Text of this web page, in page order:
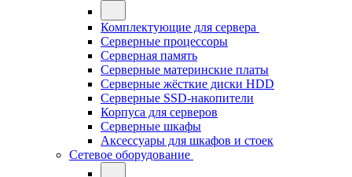
Комплектующие для сервера
Серверные процессоры
Серверная память
Серверные материнские платы
Серверные жёсткие диски HDD
Серверные SSD-накопители
Корпуса для серверов
Серверные шкафы
Аксессуары для шкафов и стоек
Сетевое оборудование